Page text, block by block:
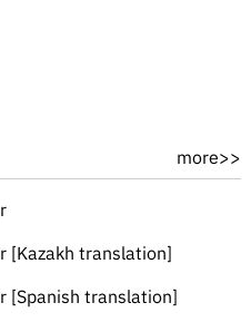
more>>
[Kazakh translation]
[Spanish translation]